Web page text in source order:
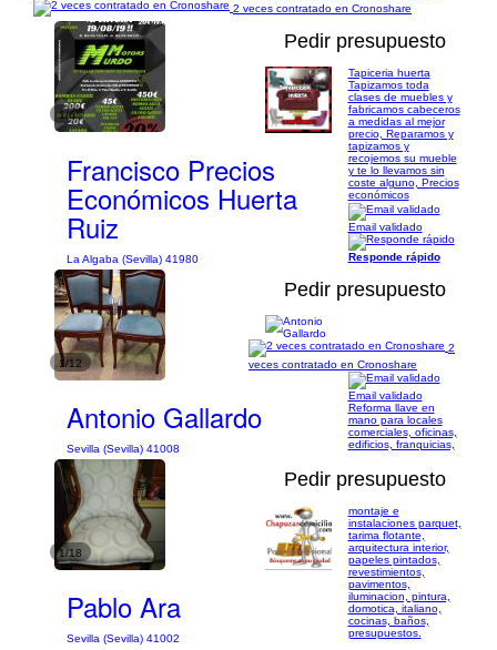
2 veces contratado en Cronoshare
1/6
Pedir presupuesto
Francisco Precios
Económicos Huerta
Ruiz
La Algaba (Sevilla) 41980
Tapiceria huerta
Tapizamos toda
clases de muebles y
fabricamos cabeceros
a medidas al mejor
precio, Reparamos y
tapizamos y
recojemos su mueble
y te lo llevamos sin
coste alguno, Precios
económicos
1/12
Pedir presupuesto
Antonio Gallardo
Sevilla (Sevilla) 41008
Email validado
Responde rápido
2
veces contratado en Cronoshare
1/18
Pedir presupuesto
Pablo Ara
Sevilla (Sevilla) 41002
Email validado
Reforma llave en
mano para locales
comerciales, oficinas,
edificios, franquicias,
montaje e
instalaciones parquet,
tarima flotante,
arquitectura interior,
papeles pintados,
revestimientos,
pavimentos,
iluminacion, pintura,
domotica, italiano,
cocinas, baños,
presupuestos.